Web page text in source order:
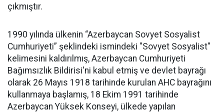
çıkmıştır.
1990 yılında ülkenin “Azerbaycan Sovyet Sosyalist
Cumhuriyeti” şeklindeki ismindeki "Sovyet Sosyalist"
kelimesini kaldırılmış, Azerbaycan Cumhuriyeti
Bağımsızlık Bildirisi'ni kabul etmiş ve devlet bayrağı
olarak 26 Mayıs 1918 tarihinde kurulan AHC bayrağını
kullanmaya başlamış, 18 Ekim 1991 tarihinde
Azerbaycan Yüksek Konseyi, ülkede yapılan